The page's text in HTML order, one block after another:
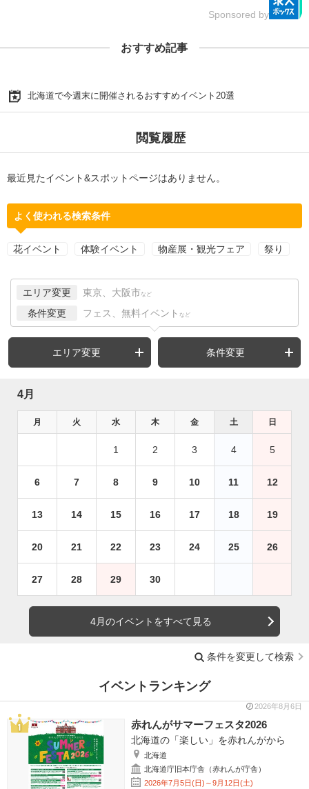
Sponsored by
おすすめ記事
北海道で今週末に開催されるおすすめイベント20選
閲覧履歴
最近見たイベント&スポットページはありません。
よく使われる検索条件
花イベント 体験イベント 物産展・観光フェア 祭り
エリア変更 東京、大阪市 など
条件変更 フェス、無料イベント など
エリア変更 条件変更
4月
月 火 水 木 金 土 日
1 2 3 4 5
6 7 8 9 10 11 12
13 14 15 16 17 18 19
20 21 22 23 24 25 26
27 28 29 30
4月のイベントをすべて見る
条件を変更して検索
イベントランキング
2026年8月6日
赤れんがサマーフェスタ2026
北海道の「楽しい」を赤れんがから
北海道
北海道庁旧本庁舎（赤れんが庁舎）
2026年7月5日(日)～9月12日(土)